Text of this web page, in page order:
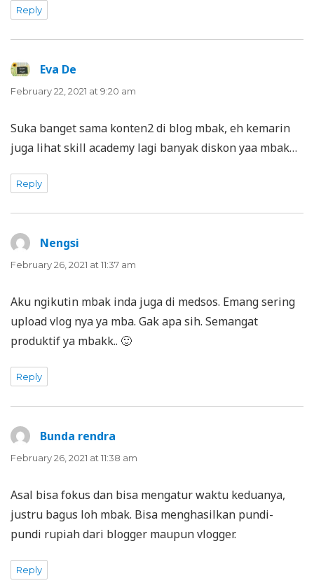
Reply
Eva De
February 22, 2021 at 9:20 am
Suka banget sama konten2 di blog mbak, eh kemarin
juga lihat skill academy lagi banyak diskon yaa mbak…
Reply
Nengsi
February 26, 2021 at 11:37 am
Aku ngikutin mbak inda juga di medsos. Emang sering
upload vlog nya ya mba. Gak apa sih. Semangat
produktif ya mbakk.. 🙂
Reply
Bunda rendra
February 26, 2021 at 11:38 am
Asal bisa fokus dan bisa mengatur waktu keduanya,
justru bagus loh mbak. Bisa menghasilkan pundi-
pundi rupiah dari blogger maupun vlogger.
Reply